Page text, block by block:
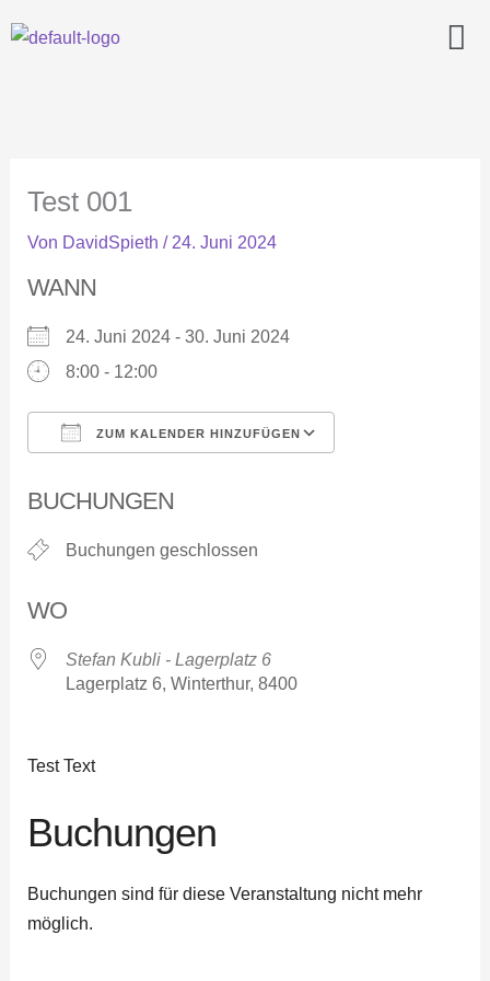
Inhalt
Test 001
Von DavidSpieth / 24. Juni 2024
WANN
24. Juni 2024 - 30. Juni 2024
8:00 - 12:00
ZUM KALENDER HINZUFÜGEN
BUCHUNGEN
Buchungen geschlossen
WO
Stefan Kubli - Lagerplatz 6
Lagerplatz 6, Winterthur, 8400
Test Text
Buchungen
Buchungen sind für diese Veranstaltung nicht mehr
möglich.